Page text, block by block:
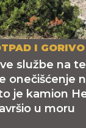
I
službe na
onečišćenje
je kamion
u moru